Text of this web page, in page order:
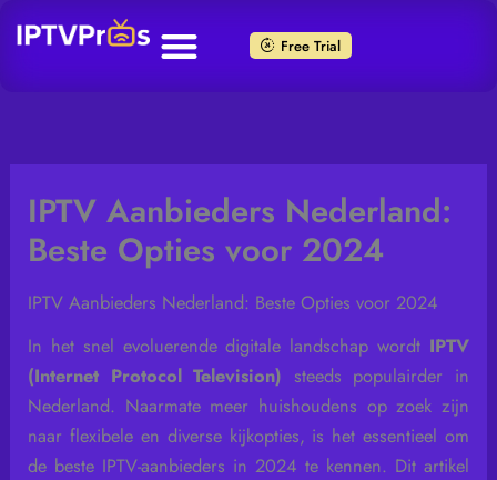
Free Trial
IPTV Aanbieders Nederland:
Beste Opties voor 2024
IPTV Aanbieders Nederland: Beste Opties voor 2024
In het snel evoluerende digitale landschap wordt IPTV
(Internet Protocol Television) steeds populairder in
Nederland. Naarmate meer huishoudens op zoek zijn
naar flexibele en diverse kijkopties, is het essentieel om
de beste IPTV-aanbieders in 2024 te kennen. Dit artikel